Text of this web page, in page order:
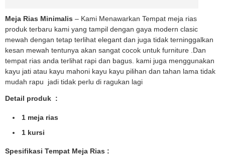
Meja Rias Minimalis – Kami Menawarkan Tempat meja rias
produk terbaru kami yang tampil dengan gaya modern clasic
mewah dengan tetap terlihat elegant dan juga tidak terninggalkan
kesan mewah tentunya akan sangat cocok untuk furniture .Dan
tempat rias anda terlihat rapi dan bagus. kami juga menggunakan
kayu jati atau kayu mahoni kayu kayu pilihan dan tahan lama tidak
mudah rapu jadi tidak perlu di ragukan lagi
Detail produk :
1 meja rias
1 kursi
Spesifikasi Tempat Meja Rias :